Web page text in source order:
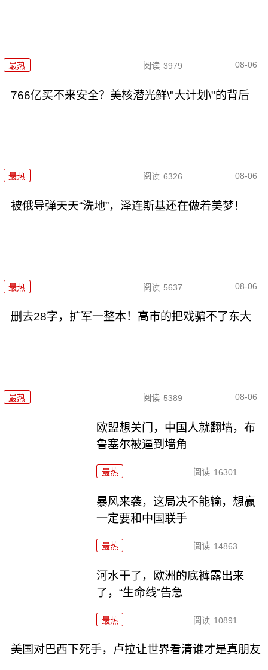
最热 阅读 3979 08-06
766亿买不来安全？美核潜光鲜\"大计划\"的背后
最热 阅读 6326 08-06
被俄导弹天天“洗地”，泽连斯基还在做着美梦！
最热 阅读 5637 08-06
删去28字，扩军一整本！高市的把戏骗不了东大
最热 阅读 5389 08-06
欧盟想关门，中国人就翻墙，布
鲁塞尔被逼到墙角
最热 阅读 16301
暴风来袭，这局决不能输，想赢
一定要和中国联手
最热 阅读 14863
河水干了，欧洲的底裤露出来
了，“生命线”告急
最热 阅读 10891
美国对巴西下死手，卢拉让世界看清谁才是真朋友